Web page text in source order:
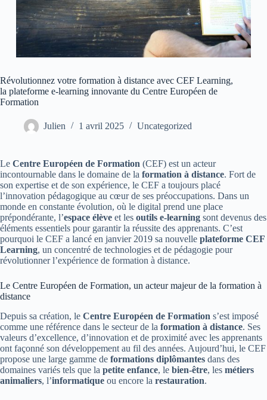
Révolutionnez votre formation à distance avec CEF Learning,
la plateforme e-learning innovante du Centre Européen de
Formation
Julien 1 avril 2025 Uncategorized
Le Centre Européen de Formation (CEF) est un acteur
incontournable dans le domaine de la formation à distance. Fort de
son expertise et de son expérience, le CEF a toujours placé
l’innovation pédagogique au cœur de ses préoccupations. Dans un
monde en constante évolution, où le digital prend une place
prépondérante, l’espace élève et les outils e-learning sont devenus des
éléments essentiels pour garantir la réussite des apprenants. C’est
pourquoi le CEF a lancé en janvier 2019 sa nouvelle plateforme CEF
Learning, un concentré de technologies et de pédagogie pour
révolutionner l’expérience de formation à distance.
Le Centre Européen de Formation, un acteur majeur de la formation à
distance
Depuis sa création, le Centre Européen de Formation s’est imposé
comme une référence dans le secteur de la formation à distance. Ses
valeurs d’excellence, d’innovation et de proximité avec les apprenants
ont façonné son développement au fil des années. Aujourd’hui, le CEF
propose une large gamme de formations diplômantes dans des
domaines variés tels que la petite enfance, le bien-être, les métiers
animaliers, l’informatique ou encore la restauration.